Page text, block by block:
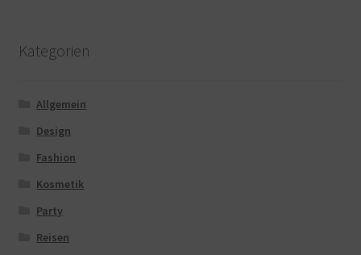
Kategorien
Allgemein
Design
Fashion
Kosmetik
Party
Reisen